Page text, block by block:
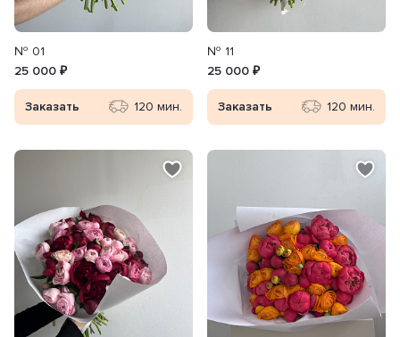
№ 01
25 000 ₽
Заказать 120 мин.
№ 11
25 000 ₽
Заказать 120 мин.